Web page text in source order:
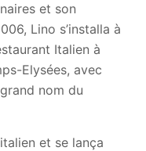
et son
Lino s’installa à
Italien à
Elysées, avec
nom du
et se lança